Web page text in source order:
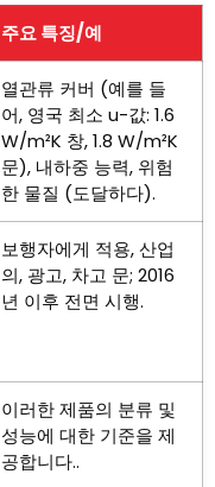
주요 특징/예
열관류 커버 (예를 들
어, 영국 최소 u-값: 1.6
W/m²K 창, 1.8 W/m²K
문), 내하중 능력, 위험
한 물질 (도달하다).
보행자에게 적용, 산업
의, 광고, 차고 문; 2016
년 이후 전면 시행.
이러한 제품의 분류 및
성능에 대한 기준을 제
공합니다..